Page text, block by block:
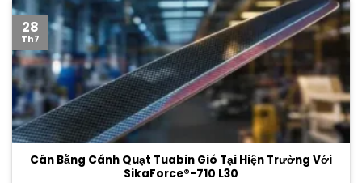
Cân Bằng Cánh Quạt Tuabin Gió Tại Hiện Trường Với
SikaForce®-710 L30
28
Th7